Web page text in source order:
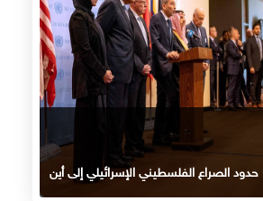
الصراع الفلسطيني الإسرائيلي إلى أين